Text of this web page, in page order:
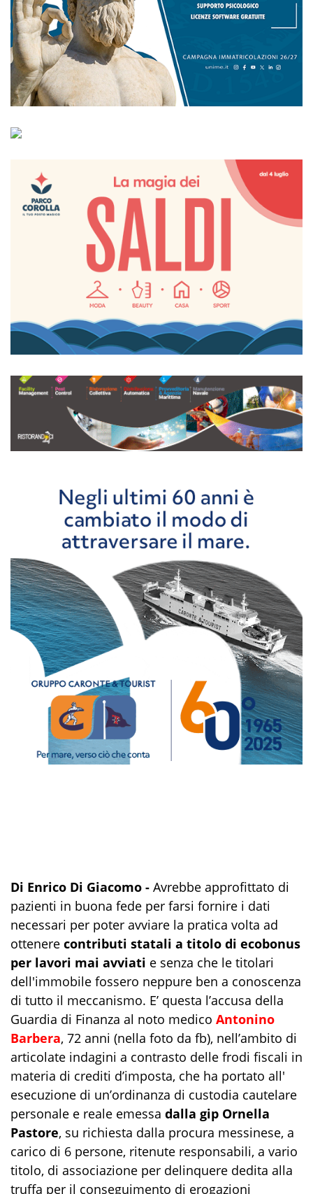
Di Enrico Di Giacomo - Avrebbe approfittato di
pazienti in buona fede per farsi fornire i dati
necessari per poter avviare la pratica volta ad
ottenere contributi statali a titolo di ecobonus
per lavori mai avviati e senza che le titolari
dell'immobile fossero neppure ben a conoscenza
di tutto il meccanismo. E’ questa l’accusa della
Guardia di Finanza al noto medico Antonino
Barbera, 72 anni (nella foto da fb), nell’ambito di
articolate indagini a contrasto delle frodi fiscali in
materia di crediti d’imposta, che ha portato all'
esecuzione di un’ordinanza di custodia cautelare
personale e reale emessa dalla gip Ornella
Pastore, su richiesta dalla procura messinese, a
carico di 6 persone, ritenute responsabili, a vario
titolo, di associazione per delinquere dedita alla
truffa per il conseguimento di erogazioni